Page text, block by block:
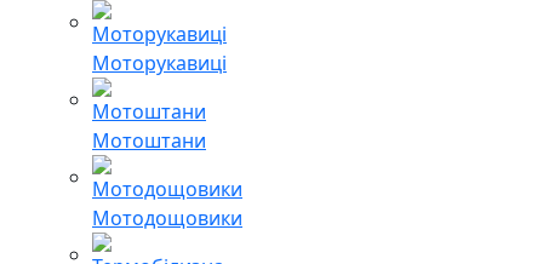
Моторукавиці
Мотоштани
Мотодощовики